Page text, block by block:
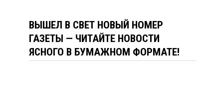
ВЫШЕЛ В СВЕТ НОВЫЙ НОМЕР
ГАЗЕТЫ — ЧИТАЙТЕ НОВОСТИ
ЯСНОГО В БУМАЖНОМ ФОРМАТЕ!